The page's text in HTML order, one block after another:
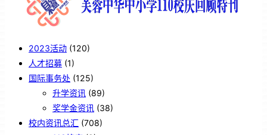
2023活动 (120)
人才招募 (1)
国际事务处 (125)
升学资讯 (89)
奖学金资讯 (38)
校内资讯总汇 (708)